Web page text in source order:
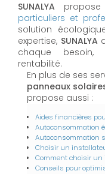
SUNALYA
particuliers et
solution
expertise, SUNALYA
chaque besoin,
rentabilité.
En plus de ses
panneaux
propose aussi :
Aides financières
Autoconsommation
Autoconsommation
Choisir un
Comment choisir
Conseils pour